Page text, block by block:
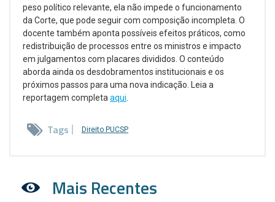
peso político relevante, ela não impede o funcionamento
da Corte, que pode seguir com composição incompleta. O
docente também aponta possíveis efeitos práticos, como
redistribuição de processos entre os ministros e impacto
em julgamentos com placares divididos. O conteúdo
aborda ainda os desdobramentos institucionais e os
próximos passos para uma nova indicação. Leia a
reportagem completa aqui
Tags Direito PUCSP
Mais Recentes